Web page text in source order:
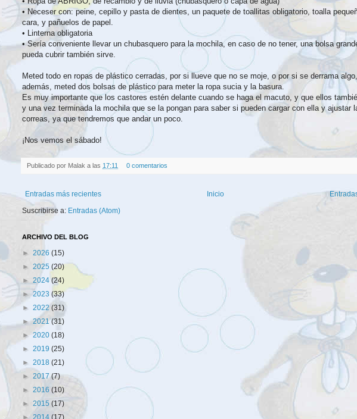
• Neceser con: peine, cepillo y pasta de dientes, un paquete de toallitas obligatorio, toalla
cara, y pañuelos de papel.
• Linterna obligatoria
• Sería conveniente llevar un chubasquero para la mochila, en caso de no tener, una bolsa
pueda cubrir también sirve.
Meted todo en ropas de plástico cerradas, por si llueve que no se moje, o por si se derrama
además, meted dos bolsas de plástico para meter la ropa sucia y la basura.
Es muy importante que los castores estén delante cuando se haga el macuto, y que ellos
y una vez terminada la mochila que se la pongan para saber si pueden cargar con ella y ajustar
correas, ya que tendremos que andar un poco.
¡Nos vemos el sábado!
Publicado por Malak a las 17:11 0 comentarios
Entradas más recientes
Inicio
Suscribirse a: Entradas (Atom)
ARCHIVO DEL BLOG
► 2026 (15)
► 2025 (20)
► 2024(24)
► 2023 (33)
► 2022 (31)
►2021(31)
►2020 (18)
► 2019 (25)
► 2018 (21)
► 2017(7)
► 2016 (10)
► 2015 (17)
► 2014 (17)